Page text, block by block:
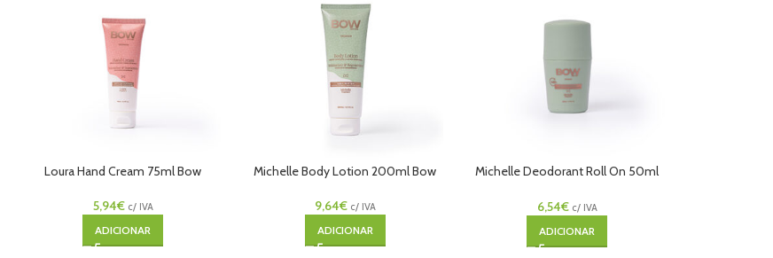
Loura Hand Cream 75ml Bow
5,94€ c/ IVA
ADICIONAR
Michelle Body Lotion 200ml Bow
9,64€ c/ IVA
ADICIONAR
Michelle Deodorant Roll On 50ml
6,54€ c/ IVA
ADICIONAR